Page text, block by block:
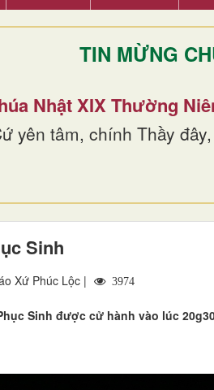
TIN MỪNG
Nhật XIX Thường
yên tâm, chính Thầy
Sinh
Xứ Phúc Lộc | 3974
Sinh được cử hành vào lúc